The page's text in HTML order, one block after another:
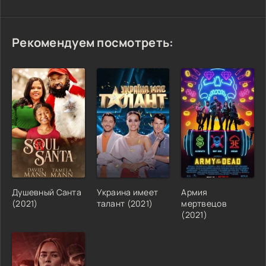
Рекомендуем посмотреть:
Душевный Санта
(2021)
Украина имеет
талант (2021)
Армия
мертвецов
(2021)